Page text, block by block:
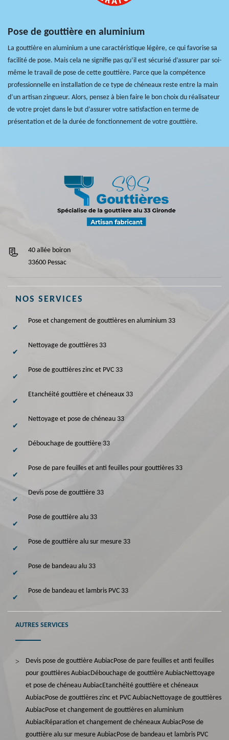
Pose de gouttière en aluminium
La gouttière en aluminium a une caractéristique légère, ce qui favorise sa
facilité de pose. Mais cela ne signifie pas qu’il est sécurisé d’assurer par soi-
même le travail de pose de cette gouttière. Parce que la compétence
professionnelle en installation de ce type de chéneaux reste entre la main
d’un artisan zingueur. Alors, pensez à bien faire le bon choix du réalisateur
de votre projet dans le but d’assurer votre satisfaction en terme de
présentation et de la durée de fonctionnement de votre gouttière.
40 allée boiron
33600 Pessac
NOS SERVICES
Pose et changement de gouttières en aluminium 33
Nettoyage de gouttières 33
Pose de gouttières zinc et PVC 33
Etanchéité gouttière et chéneaux 33
Nettoyage et pose de chéneau 33
Débouchage de gouttière 33
Pose de pare feuilles et anti feuilles pour gouttières 33
Devis pose de gouttière 33
Pose de gouttière alu 33
Pose de gouttière alu sur mesure 33
Pose de bandeau alu 33
Pose de bandeau et lambris PVC 33
AUTRES SERVICES
Devis pose de gouttière AubiacPose de pare feuilles et anti feuilles
pour gouttières AubiacDébouchage de gouttière AubiacNettoyage
et pose de chéneau AubiacEtanchéité gouttière et chéneaux
AubiacPose de gouttières zinc et PVC AubiacNettoyage de gouttières
AubiacPose et changement de gouttières en aluminium
AubiacRéparation et changement de chéneaux AubiacPose de
gouttière alu sur mesure AubiacPose de bandeau et lambris PVC